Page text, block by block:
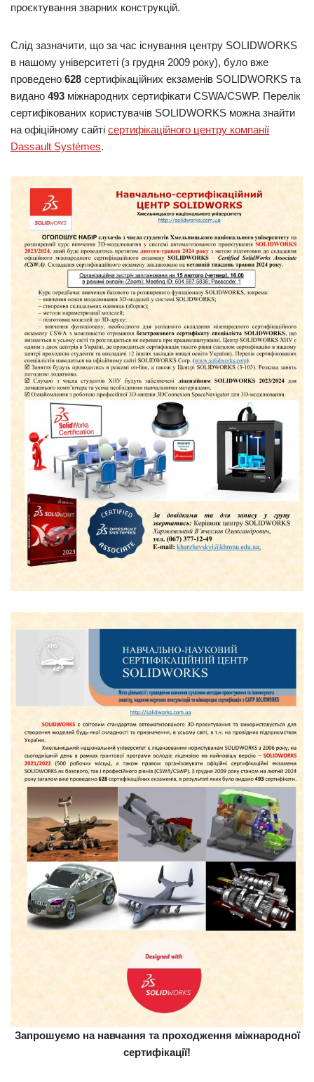
проєктування зварних конструкцій.
Слід зазначити, що за час існування центру SOLIDWORKS
в нашому університеті (з грудня 2009 року), було вже
проведено 628 сертифікаційних екзаменів SOLIDWORKS та
видано 493 міжнародних сертифікати CSWA/CSWP. Перелік
сертифікованих користувачів SOLIDWORKS можна знайти
на офіційному сайті сертифікаційного центру компанії
Dassault Systémes.
Запрошуємо на навчання та проходження міжнародної
сертифікації!